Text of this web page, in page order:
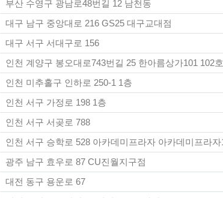
부산 수영구 광남로48번길 12 남천동
대구 남구 중앙대로 216 GS25 대구교대점
대구 서구 서대구로 156
인천 계양구 봉오대로743번길 25 한아름상가101 102호
인천 미추홀구 인하로 250-1 1층
인천 서구 가정로 198 1층
인천 서구 서곶로 788
인천 서구 승학로 528 아카데미프라자 아카데미프라자
광주 남구 효우로 87 CU진월지구점
대전 동구 용운로 67